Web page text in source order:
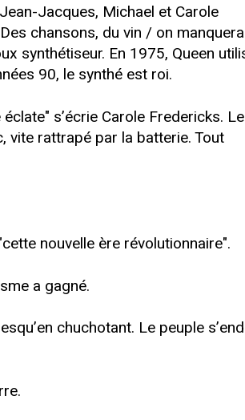
Jacques, Michael et Carole
chansons, du vin / on
synthétiseur. En 1975, Queen
90, le synthé est roi.
s’écrie Carole Fredericks.
vite rattrapé par la batterie. Tout
nouvelle ère révolutionnaire".
a gagné.
chuchotant. Le peuple